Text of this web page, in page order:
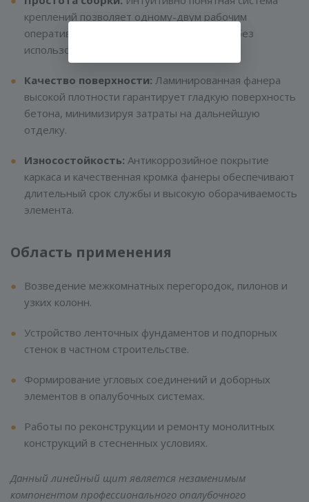
креплений позволяет одному-двум рабочим
оперативно собрать опалубочный контур без
использования крана.
Качество поверхности: Ламинированная фанера
высокой плотности гарантирует гладкую поверхность
бетона, минимизируя затраты на дальнейшую
отделку.
Износостойкость: Антикоррозийное покрытие
каркаса и качественная кромка фанеры обеспечивают
длительный срок службы и высокую оборачиваемость
элемента.
Область применения
Возведение межкомнатных перегородок, пилонов и
узких колонн.
Устройство ленточных фундаментов и подпорных
стенок в частном строительстве.
Формирование угловых соединений и доборных
элементов в опалубочных системах.
Работы по реконструкции и ремонту монолитных
конструкций в стесненных условиях.
Данный линейный щит является незаменимым
компонентом профессионального опалубочного